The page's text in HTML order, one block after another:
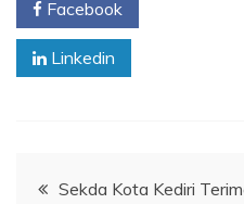
Facebook
Linkedin
Navigasi
Sekda Kota Kediri